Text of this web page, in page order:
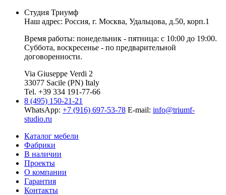
Студия Триумф
Наш адрес: Россия, г. Москва, Удальцова, д.50, корп.1
Время работы: понедельник - пятница: с 10:00 до 19:00.
Суббота, воскресенье - по предварительной
договоренности.
Via Giuseppe Verdi 2
33077 Sacile (PN) Italy
Tel. +39 334 191-77-66
8 (495) 150-21-21
WhatsApp: +7 (916) 697-53-78 E-mail: info@triumf-
studio.ru
Каталог мебели
Фабрики
В наличии
Проекты
О компании
Гарантия
Контакты